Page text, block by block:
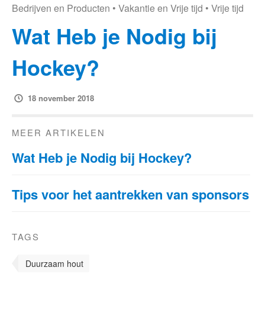
Bedrijven en Producten • Vakantie en Vrije tijd • Vrije tijd
Wat Heb je Nodig bij
Hockey?
18 november 2018
MEER ARTIKELEN
Wat Heb je Nodig bij Hockey?
Tips voor het aantrekken van sponsors
TAGS
Duurzaam hout